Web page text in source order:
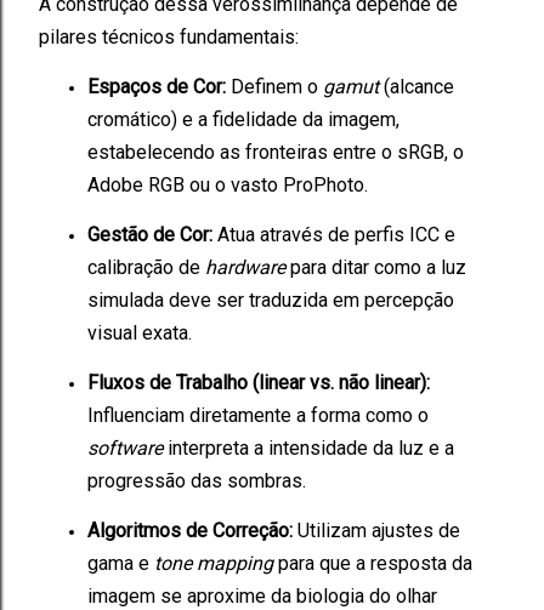
pilares técnicos fundamentais:
Espaços de Cor: Definem o gamut(alcance
cromático) e a fidelidade da imagem,
estabelecendo as fronteiras entre o sRGB, o
Adobe RGB ou o vasto ProPhoto.
Gestão de Cor: Atua através de perfis ICC e
calibração de hardwarepara ditar como a luz
simulada deve ser traduzida em percepção
visual exata.
Fluxos de Trabalho (linear vs. não linear):
Influenciam diretamente a forma como o
softwareinterpreta a intensidade da luz e a
progressão das sombras.
Algoritmos de Correção: Utilizam ajustes de
gama e tone mappingpara que a resposta da
imagem se aproxime da biologia do olhar